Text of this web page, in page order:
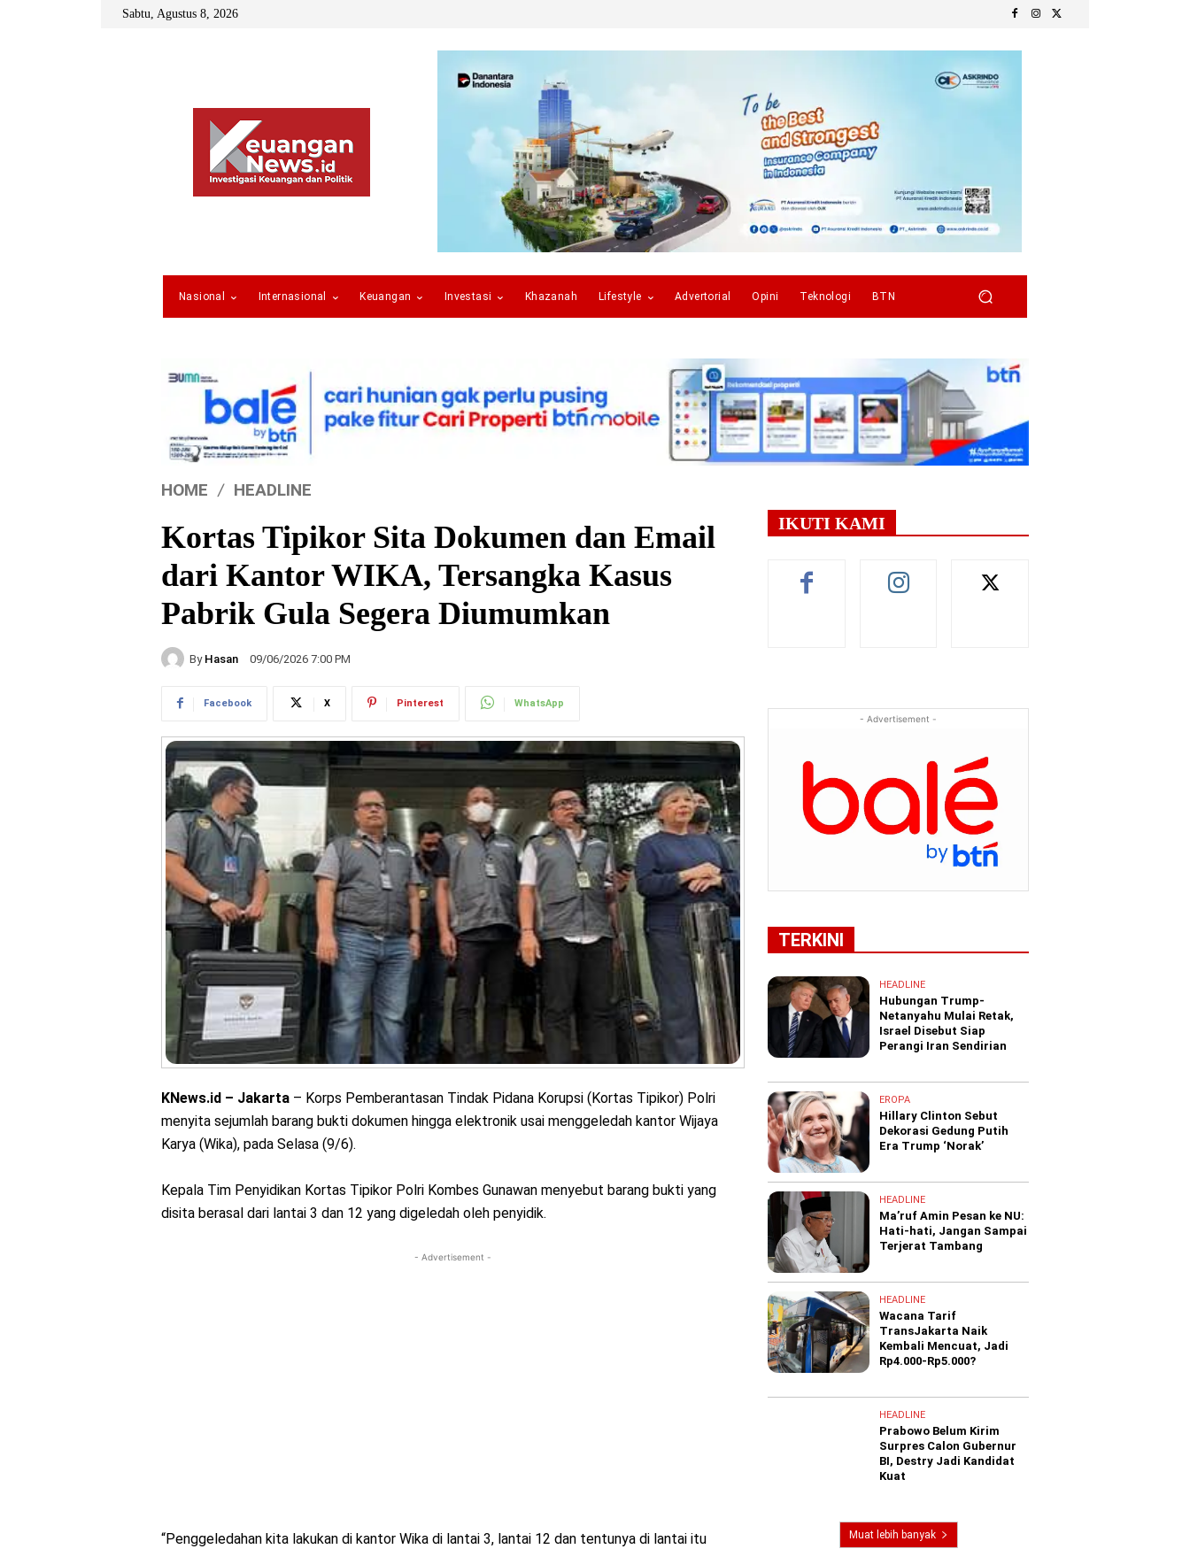
Sabtu, Agustus 8, 2026
Nasional Internasional Keuangan Investasi Khazanah Lifestyle Advertorial Opini Teknologi BTN
HOME HEADLINE
Kortas Tipikor Sita Dokumen dan Email
dari Kantor WIKA, Tersangka Kasus
Pabrik Gula Segera Diumumkan
By Hasan 09/06/2026 7:00 PM
Facebook X Pinterest WhatsApp
KNews.id – Jakarta – Korps Pemberantasan Tindak Pidana Korupsi (Kortas Tipikor) Polri
menyita sejumlah barang bukti dokumen hingga elektronik usai menggeledah kantor Wijaya
Karya (Wika), pada Selasa (9/6).
Kepala Tim Penyidikan Kortas Tipikor Polri Kombes Gunawan menyebut barang bukti yang
disita berasal dari lantai 3 dan 12 yang digeledah oleh penyidik.
- Advertisement -
“Penggeledahan kita lakukan di kantor Wika di lantai 3, lantai 12 dan tentunya di lantai itu
IKUTI KAMI
- Advertisement -
TERKINI
HEADLINE
Hubungan Trump-
Netanyahu Mulai Retak,
Israel Disebut Siap
Perangi Iran Sendirian
EROPA
Hillary Clinton Sebut
Dekorasi Gedung Putih
Era Trump ‘Norak’
HEADLINE
Ma’ruf Amin Pesan ke NU:
Hati-hati, Jangan Sampai
Terjerat Tambang
HEADLINE
Wacana Tarif
TransJakarta Naik
Kembali Mencuat, Jadi
Rp4.000-Rp5.000?
HEADLINE
Prabowo Belum Kirim
Surpres Calon Gubernur
BI, Destry Jadi Kandidat
Kuat
Muat lebih banyak